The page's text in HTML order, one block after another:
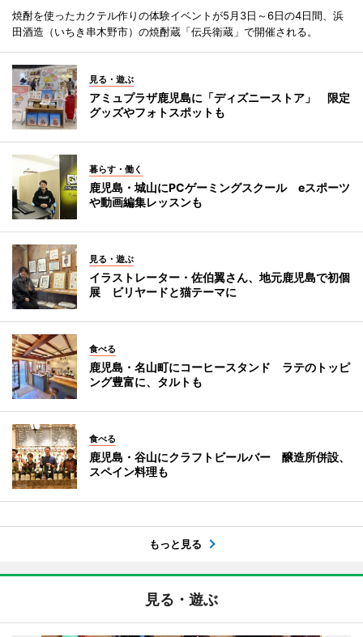
焼酎を使ったカクテル作りの体験イベントが5月3日～6日の4日間、浜
田酒造（いちき串木野市）の焼酎蔵「伝兵衛蔵」で開催される。
見る・遊ぶ
アミュプラザ鹿児島に「ディズニーストア」 限定
グッズやフォトスポットも
暮らす・働く
鹿児島・城山にPCゲーミングスクール eスポーツ
や動画編集レッスンも
見る・遊ぶ
イラストレーター・佐伯翼さん、地元鹿児島で初個
展 ビリヤードと猫テーマに
食べる
鹿児島・名山町にコーヒースタンド ラテのトッピ
ング豊富に、タルトも
食べる
鹿児島・谷山にクラフトビールバー 醸造所併設、
スペイン料理も
もっと見る
見る・遊ぶ